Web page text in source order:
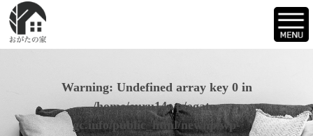
Warning: Undefined array key 0 in
/home/euru14wp/ogata-
gc.info/public_html/newhp/wp-